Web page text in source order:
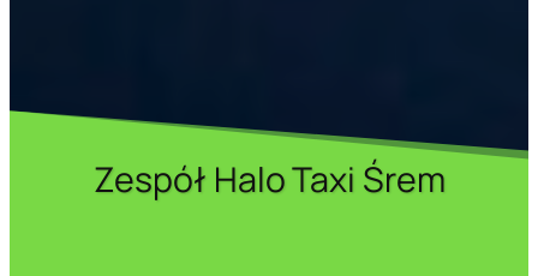
Zespół Halo Taxi Śrem